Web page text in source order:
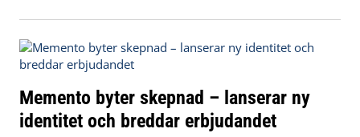
Memento byter skepnad – lanserar ny
identitet och breddar erbjudandet